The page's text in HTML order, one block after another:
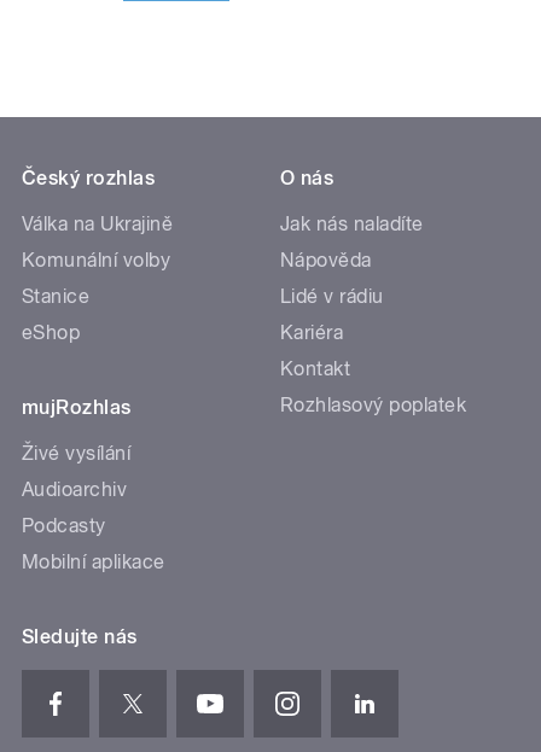
Český rozhlas
Válka na Ukrajině
Komunální volby
Stanice
eShop
mujRozhlas
Živé vysílání
Audioarchiv
Podcasty
Mobilní aplikace
O nás
Jak nás naladíte
Nápověda
Lidé v rádiu
Kariéra
Kontakt
Rozhlasový poplatek
Sledujte nás